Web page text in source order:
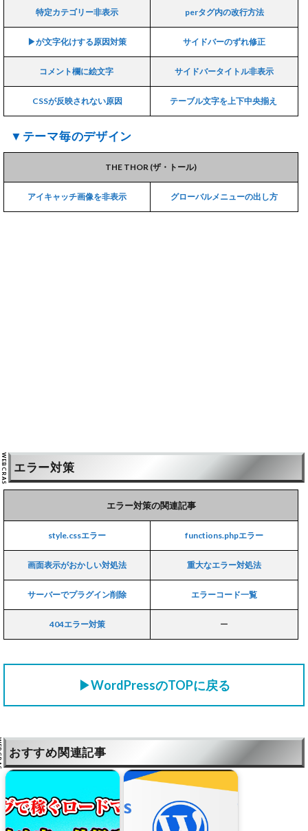
特定カテゴリー非表示 perタグ内の改行方法
▶が文字化けする原因対策 サイドバーのずれ修正
コメント欄に絵文字 サイドバータイトル非表示
CSSが反映されない原因 テーブル文字を上下中央揃え
▼テーマ毎のデザイン
THE THOR (ザ・トール)
アイキャッチ画像を非表示 グローバルメニューの出し方
エラー対策
エラー対策の関連記事
style.cssエラー functions.phpエラー
画面表示がおかしい対処法 重大なエラー対処法
サーバーでプラグイン削除 エラーコード一覧
404エラー対策 ー
▶WordPressのTOPに戻る
おすすめ関連記事